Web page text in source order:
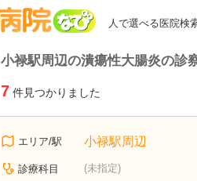
人で選べる医院検
小禄駅周辺の潰瘍性大腸炎の診
7 件見つかりました
エリア/駅 小禄駅周辺
診療科目 (未指定)